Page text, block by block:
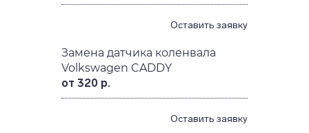
Оставить заявку
Замена датчика коленвала
Volkswagen CADDY
от 320 р.
Оставить заявку